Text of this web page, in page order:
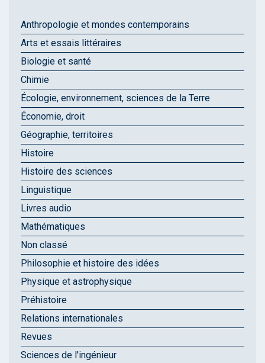
Anthropologie et mondes contemporains
Arts et essais littéraires
Biologie et santé
Chimie
Écologie, environnement, sciences de la Terre
Économie, droit
Géographie, territoires
Histoire
Histoire des sciences
Linguistique
Livres audio
Mathématiques
Non classé
Philosophie et histoire des idées
Physique et astrophysique
Préhistoire
Relations internationales
Revues
Sciences de l'ingénieur